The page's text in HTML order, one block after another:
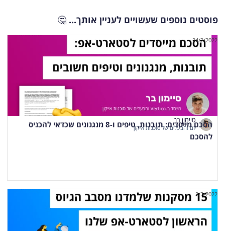
פוסטים נוספים שעשויים לעניין אותך... 🤔
הסכם מייסדים: תובנות, טיפים ו-8 מנגנונים שכדאי להכניס
להסכם
סיימון בר
יזם והבעלים של סוכנות אייקון
24/2/2022
2/2/2022